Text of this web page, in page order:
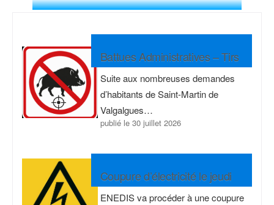
Battues Administratives – Tirs
Sangliers
Suite aux nombreuses demandes
d’habitants de Saint-Martin de
Valgalgues…
publié le 30 juillet 2026
Coupure d’électricité le jeudi
30/07/2026
ENEDIS va procéder à une coupure